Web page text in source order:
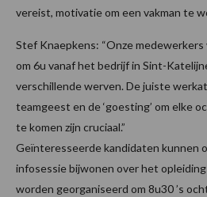
vereist, motivatie om een vakman te
Stef Knaepkens: “Onze
om 6u vanaf het bedrijf in Sint-
verschillende werven. De juiste
teamgeest en de ‘goesting’ om elke
te komen zijn cruciaal.”
Geïnteresseerde kandidaten kunnen
infosessie bijwonen over het
worden georganiseerd om 8u30 ’s